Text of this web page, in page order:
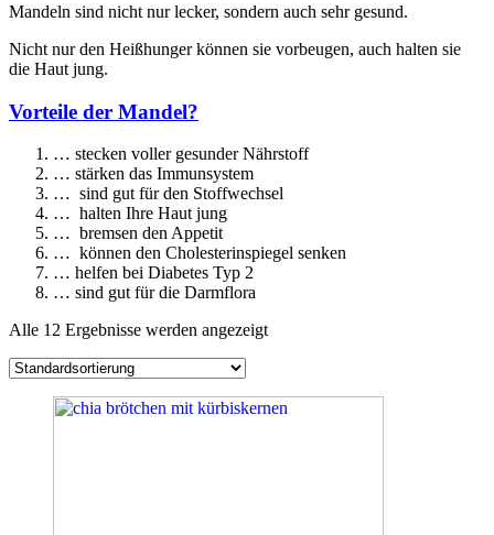
Mandeln sind nicht nur lecker, sondern auch sehr gesund.
Nicht nur den Heißhunger können sie vorbeugen, auch halten sie
die Haut jung.
Vorteile der Mandel?
… stecken voller gesunder Nährstoff
… stärken das Immunsystem
… sind gut für den Stoffwechsel
… halten Ihre Haut jung
… bremsen den Appetit
… können den Cholesterinspiegel senken
… helfen bei Diabetes Typ 2
… sind gut für die Darmflora
Alle 12 Ergebnisse werden angezeigt